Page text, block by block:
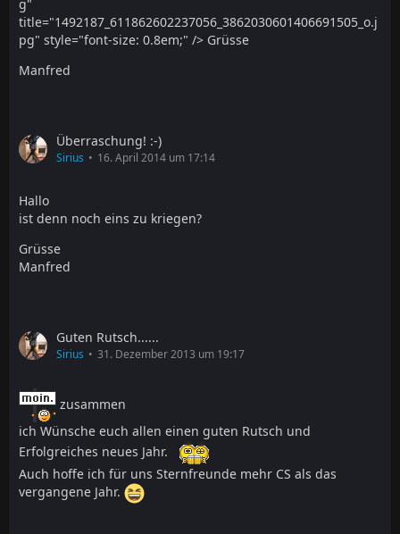
g"
title="1492187_611862602237056_3862030601406691505_o.j
pg" style="font-size: 0.8em;" /> Grüsse
Manfred
Überraschung! :-)
Sirius 16. April 2014 um 17:14
Hallo
ist denn noch eins zu kriegen?
Grüsse
Manfred
Guten Rutsch......
Sirius 31. Dezember 2013 um 19:17
zusammen
ich Wünsche euch allen einen guten Rutsch und
Erfolgreiches neues Jahr.
Auch hoffe ich für uns Sternfreunde mehr CS als das
vergangene Jahr.